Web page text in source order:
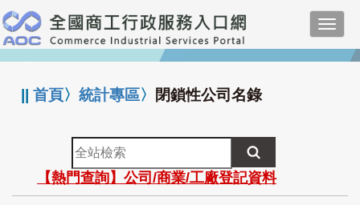
跳
到
主
要
:::
||首頁〉統計專區〉 閉鎖性公司名錄
全
站
檢
索
【熱門查詢】公司/商業/工廠登記資料